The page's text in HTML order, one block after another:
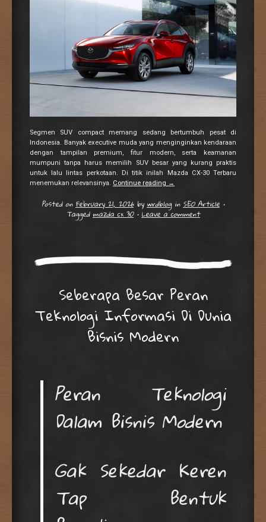
Segmen SUV compact memang sedang bertumbuh pesat di
Indonesia. Banyak executive muda yang menginginkan kendaraan
dengan tampilan premium, fitur modern, serta keamanan
mumpuni tanpa harus memilih SUV besar yang kurang praktis
untuk lalu lintas perkotaan. Di titik inilah Mazda CX-30 Terbaru
menemukan relevansinya. Continue reading →
Posted on February 21, 2026by wrdblog in SEO Article •
Tagged mazda cx 30 • Leave a comment
Seberapa Besar Peran
Teknologi Informasi Di Dunia
Bisnis Modern
Peran Teknologi
Dalam Bisnis Modern
Gak Sekedar Keren
Tap Bentuk